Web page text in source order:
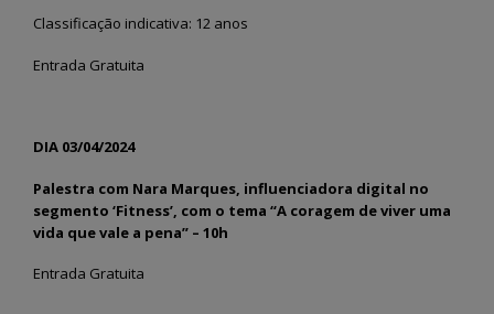
Classificação indicativa: 12 anos
Entrada Gratuita
DIA 03/04/2024
Palestra com Nara Marques, influenciadora digital no
segmento ‘Fitness’, com o tema “A coragem de viver uma
vida que vale a pena” – 10h
Entrada Gratuita